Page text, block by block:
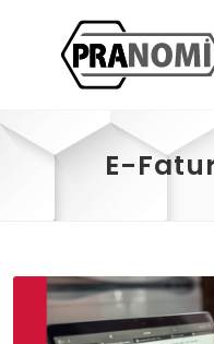
E-